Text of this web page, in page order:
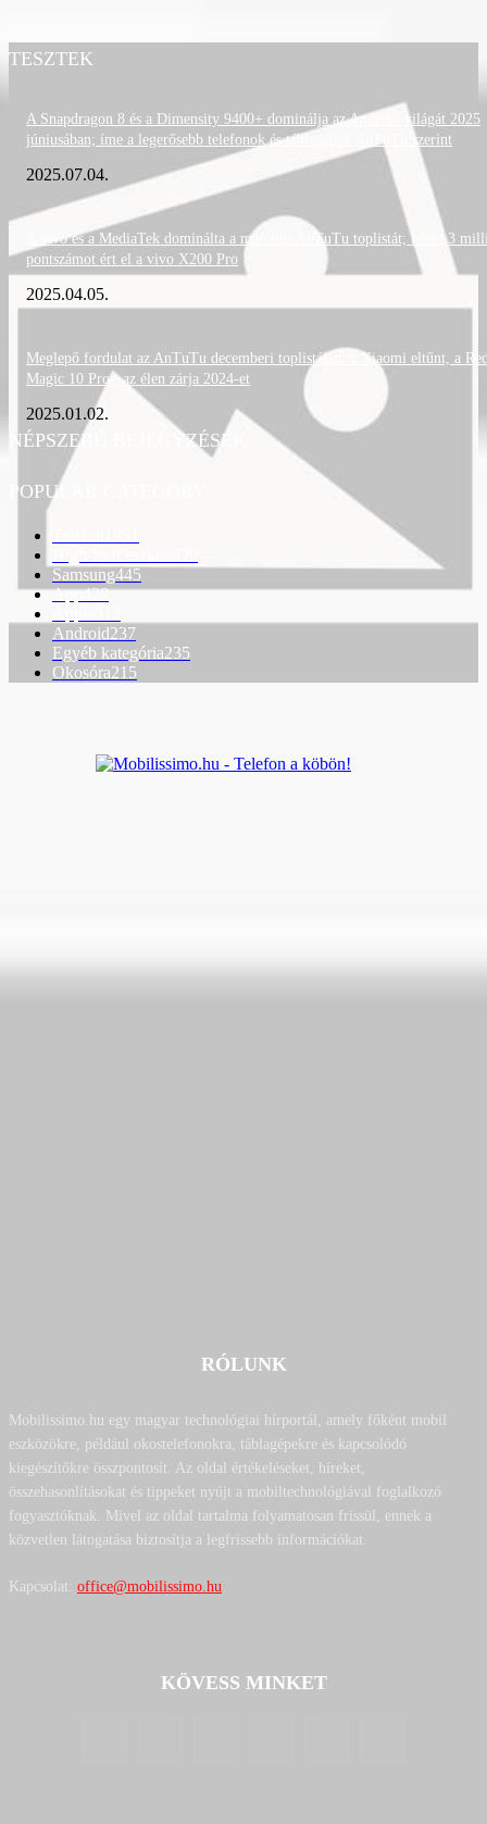
TESZTEK
A Snapdragon 8 és a Dimensity 9400+ dominálja az Android világát 2025
júniusában; íme a legerősebb telefonok és táblagépek AnTuTu szerint
2025.07.04.
A vivo és a MediaTek dominálta a márciusi AnTuTu toplistát; közel 3
pontszámot ért el a vivo X200 Pro
2025.04.05.
Meglepő fordulat az AnTuTu decemberi toplistáján: a Xiaomi eltűnt, a
Magic 10 Pro+ az élen zárja 2024-et
2025.01.02.
NÉPSZERŰ BEJEGYZÉSEK
POPULAR CATEGORY
Samsung445
App428
Android237
Egyéb kategória235
Okosóra215
RÓLUNK
Mobilissimo.hu egy magyar technológiai hírportál, amely főként mobil
eszközökre, például okostelefonokra, táblagépekre és kapcsolódó
kiegészítőkre összpontosít. Az oldal értékeléseket, híreket,
összehasonlításokat és tippeket nyújt a mobiltechnológiával foglalkozó
fogyasztóknak. Mivel az oldal tartalma folyamatosan frissül, ennek a
közvetlen látogatása biztosítja a legfrissebb információkat.
Kapcsolat: office@mobilissimo.hu
KÖVESS MINKET